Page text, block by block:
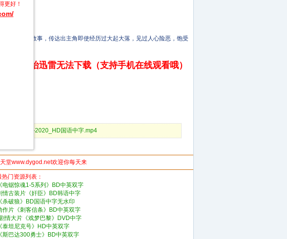
更好！
外敌的故事，传达出主角即使经历过大起大落，见过人心险恶，饱受
放 专治迅雷无法下载（支持手机在线观看哦）
古戒奇谈-2020_HD国语中字.mp4
堂www.dygod.net欢迎你每天来
门资源列表：
电锯惊魂1-5系列》BD中英双字
情古装片《奸臣》BD韩语中字
杀破狼》BD国语中字无水印
作片《刺客信条》BD中英双字
情大片《戏梦巴黎》DVD中字
泰坦尼克号》HD中英双字
斯巴达300勇士》BD中英双字